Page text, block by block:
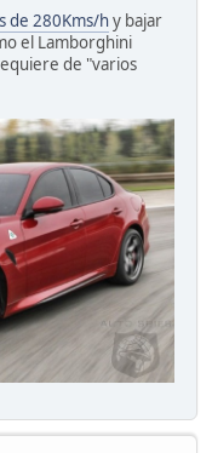
de 280Kms/hy bajar
el Lamborghini
de "varios